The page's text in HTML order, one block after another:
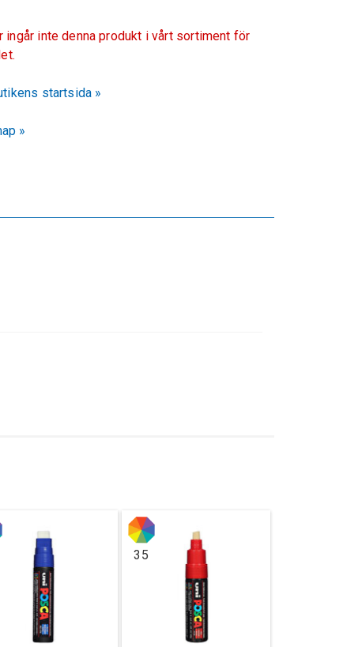
ingår inte denna produkt i vårt sortiment för
startsida »
»
35